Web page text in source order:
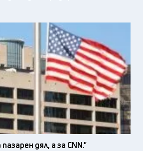
дял, а за CNN."